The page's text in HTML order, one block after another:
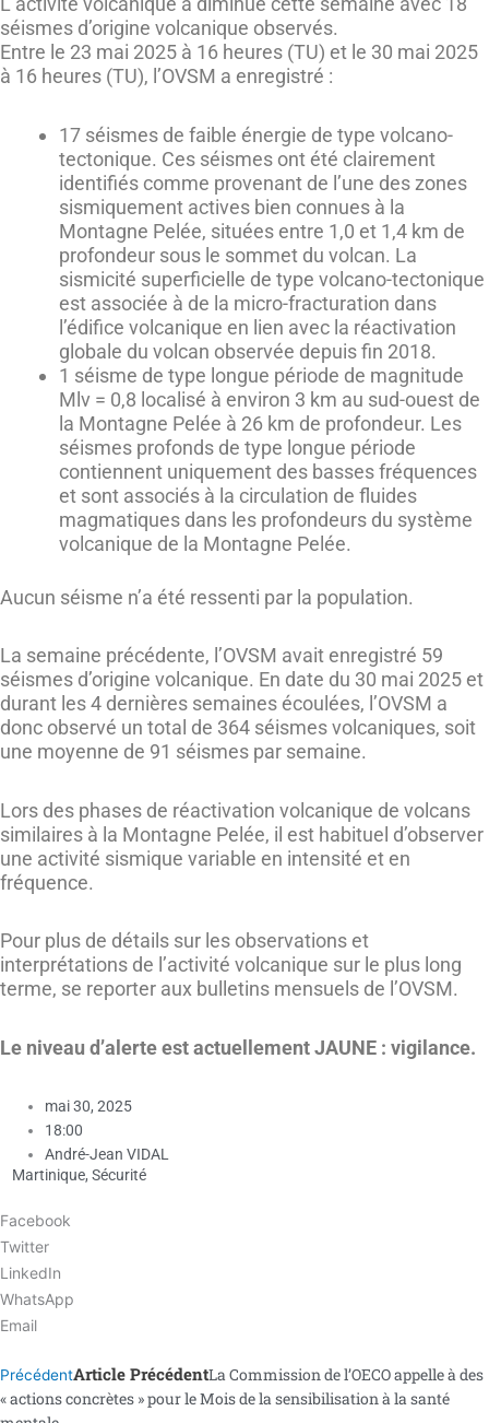
séismes d’origine volcanique observés.
Entre le 23 mai 2025 à 16 heures (TU) et le 30 mai 2025
à 16 heures (TU), l’OVSM a enregistré :
17 séismes de faible énergie de type volcano-
tectonique. Ces séismes ont été clairement
identifiés comme provenant de l’une des zones
sismiquement actives bien connues à la
Montagne Pelée, situées entre 1,0 et 1,4 km de
profondeur sous le sommet du volcan. La
sismicité superficielle de type volcano-tectonique
est associée à de la micro-fracturation dans
l’édifice volcanique en lien avec la réactivation
globale du volcan observée depuis fin 2018.
1 séisme de type longue période de magnitude
Mlv = 0,8 localisé à environ 3 km au sud-ouest de
la Montagne Pelée à 26 km de profondeur. Les
séismes profonds de type longue période
contiennent uniquement des basses fréquences
et sont associés à la circulation de fluides
magmatiques dans les profondeurs du système
volcanique de la Montagne Pelée.
Aucun séisme n’a été ressenti par la population.
La semaine précédente, l’OVSM avait enregistré 59
séismes d’origine volcanique. En date du 30 mai 2025 et
durant les 4 dernières semaines écoulées, l’OVSM a
donc observé un total de 364 séismes volcaniques, soit
une moyenne de 91 séismes par semaine.
Lors des phases de réactivation volcanique de volcans
similaires à la Montagne Pelée, il est habituel d’observer
une activité sismique variable en intensité et en
fréquence.
Pour plus de détails sur les observations et
interprétations de l’activité volcanique sur le plus long
terme, se reporter aux bulletins mensuels de l’OVSM.
Le niveau d’alerte est actuellement JAUNE : vigilance.
mai 30, 2025
18:00
André-Jean VIDAL
Martinique, Sécurité
Facebook
Twitter
LinkedIn
WhatsApp
Email
PrécédentArticle PrécédentLa Commission de l’OECO appelle à des
« actions concrètes » pour le Mois de la sensibilisation à la santé